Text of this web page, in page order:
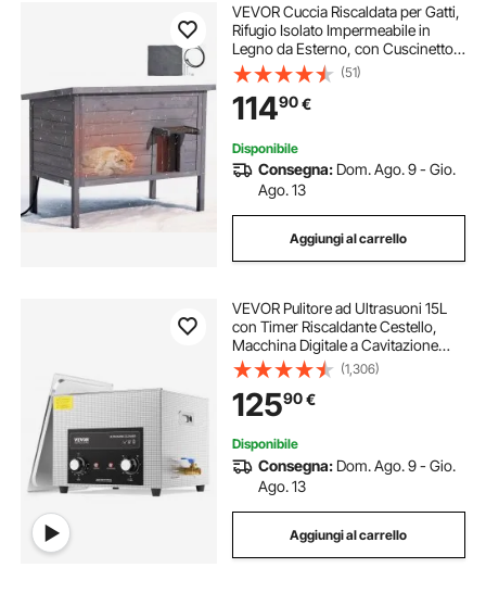
VEVOR Cuccia Riscaldata per Gatti,
Rifugio Isolato Impermeabile in
Legno da Esterno, con Cuscinetto
Riscaldante, Porta a Battente e Tetto
Apribile in Asfalto per 1-3 Gatti, 87 x
53,5 x 69 cm
(51)
11490€
Disponibile
Consegna: Dom. Ago. 9 - Gio.
Ago. 13
Aggiungi al carrello
VEVOR Pulitore ad Ultrasuoni 15L
con Timer Riscaldante Cestello,
Macchina Digitale a Cavitazione
Sonica, Pulitrice Ultrasuoni 360 W
per Strumenti di Orologi, Occhiali,
Monete, Utensili Metallici
(1,306)
12590€
Disponibile
Consegna: Dom. Ago. 9 - Gio.
Ago. 13
Aggiungi al carrello